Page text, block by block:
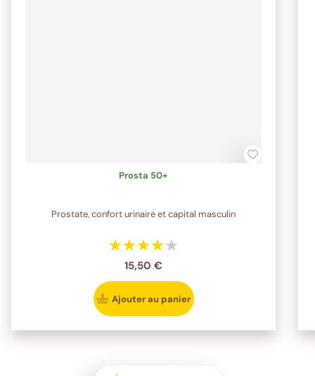
Prosta 50+
Prostate, confort urinaire et capital masculin
15,50 €
Ajouter au panier